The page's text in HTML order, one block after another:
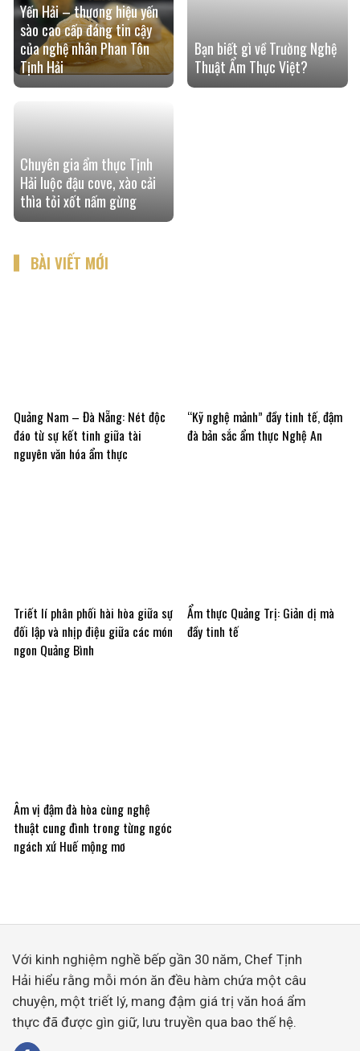
Yến Hải – thương hiệu yến
sào cao cấp đáng tin cậy
của nghệ nhân Phan Tôn
Tịnh Hải
Bạn biết gì về Trường Nghệ
Thuật Ẩm Thực Việt?
Chuyên gia ẩm thực Tịnh
Hải luộc đậu cove, xào cải
thìa tỏi xốt nấm gừng
BÀI VIẾT MỚI
Quảng Nam – Đà Nẵng: Nét độc
đáo từ sự kết tinh giữa tài
nguyên văn hóa ẩm thực
“Kỹ nghệ mảnh” đầy tinh tế, đậm
đà bản sắc ẩm thực Nghệ An
Triết lí phân phối hài hòa giữa sự
đối lập và nhịp điệu giữa các món
ngon Quảng Bình
Ẩm thực Quảng Trị: Giản dị mà
đầy tinh tế
Âm vị đậm đà hòa cùng nghệ
thuật cung đình trong từng ngóc
ngách xứ Huế mộng mơ
Với kinh nghiệm nghề bếp gần 30 năm, Chef Tịnh
Hải hiểu rằng mỗi món ăn đều hàm chứa một câu
chuyện, một triết lý, mang đậm giá trị văn hoá ẩm
thực đã được gìn giữ, lưu truyền qua bao thế hệ.